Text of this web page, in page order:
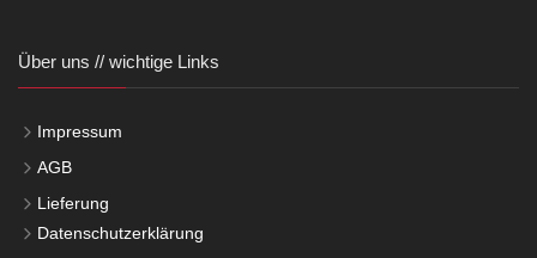
Über uns // wichtige Links
Impressum
AGB
Lieferung
Datenschutzerklärung